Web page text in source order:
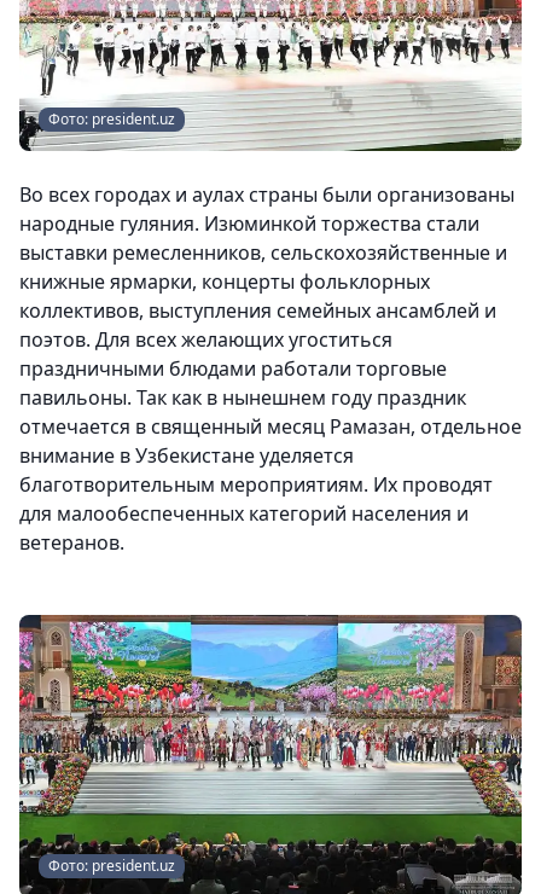
Фото: president.uz
Во всех городах и аулах страны были организованы
народные гуляния. Изюминкой торжества стали
выставки ремесленников, сельскохозяйственные и
книжные ярмарки, концерты фольклорных
коллективов, выступления семейных ансамблей и
поэтов. Для всех желающих угоститься
праздничными блюдами работали торговые
павильоны. Так как в нынешнем году праздник
отмечается в священный месяц Рамазан, отдельное
внимание в Узбекистане уделяется
благотворительным мероприятиям. Их проводят
для малообеспеченных категорий населения и
ветеранов.
Фото: president.uz